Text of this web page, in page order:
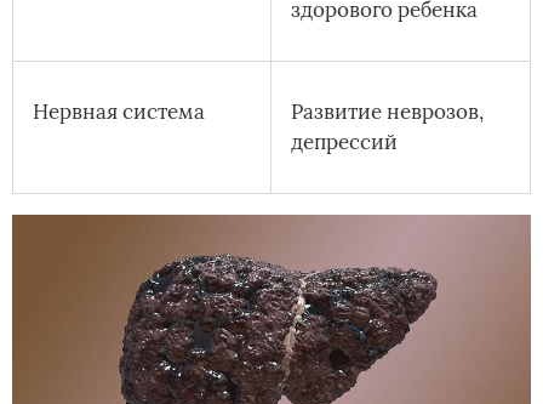
здорового ребенка
Нервная система
Развитие неврозов,
депрессий